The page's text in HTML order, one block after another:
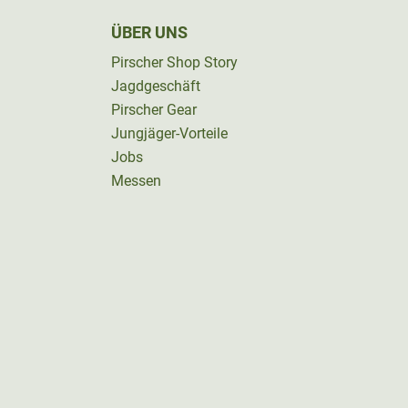
ÜBER UNS
Pirscher Shop Story
Jagdgeschäft
Pirscher Gear
Jungjäger-Vorteile
Jobs
Messen